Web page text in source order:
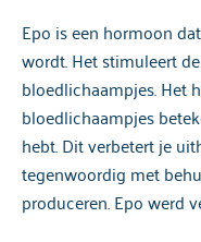
Epo is een hormoon
wordt. Het stimuleert
bloedlichaampjes. Het
bloedlichaampjes
hebt. Dit verbetert je
tegenwoordig met
produceren. Epo werd